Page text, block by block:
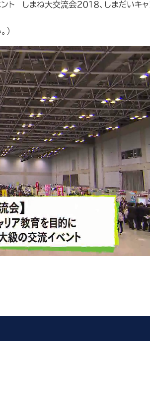
ト しまね大交流会２０１８、しまだい
）